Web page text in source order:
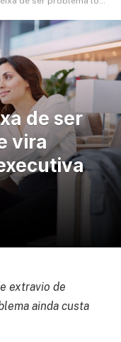
de ser
vira
extravio de
ainda custa